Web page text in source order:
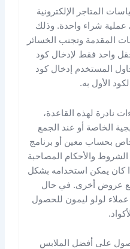
المتاجر الإلكترونية
عملية شراء واحدة. وذلك
المقدمة وتجنب الخسائر
واحد فقط لإدخال كود
حاول المستخدم إدخال كود
الأول به.
نادرة لهذه القاعدة،
الخاصة أو عند الجمع
بحساب معين أو برنامج
والأحكام المصاحبة
كان يمكن استخدامه بشكل
مع عروض أخرى. في حال
لولو ليمون للحصول
على أفضل الملابس